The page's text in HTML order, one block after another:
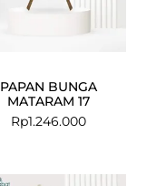
PAPAN BUNGA
MATARAM 17
Rp1.246.000